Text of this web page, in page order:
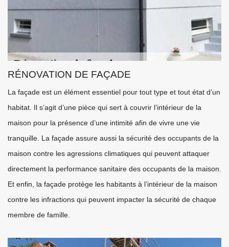
RÉNOVATION DE FAÇADE
La façade est un élément essentiel pour tout type et tout état d’un
habitat. Il s’agit d’une pièce qui sert à couvrir l’intérieur de la
maison pour la présence d’une intimité afin de vivre une vie
tranquille. La façade assure aussi la sécurité des occupants de la
maison contre les agressions climatiques qui peuvent attaquer
directement la performance sanitaire des occupants de la maison.
Et enfin, la façade protège les habitants à l’intérieur de la maison
contre les infractions qui peuvent impacter la sécurité de chaque
membre de famille.